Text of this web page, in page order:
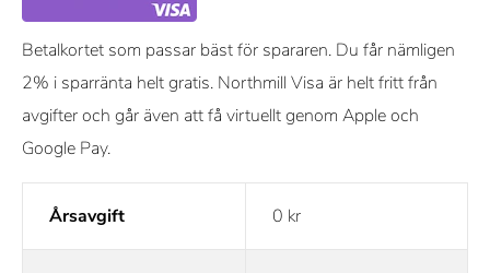
Betalkortet som passar bäst för spararen. Du får nämligen
2% i sparränta helt gratis. Northmill Visa är helt fritt från
avgifter och går även att få virtuellt genom Apple och
Google Pay.
Årsavgift 0 kr